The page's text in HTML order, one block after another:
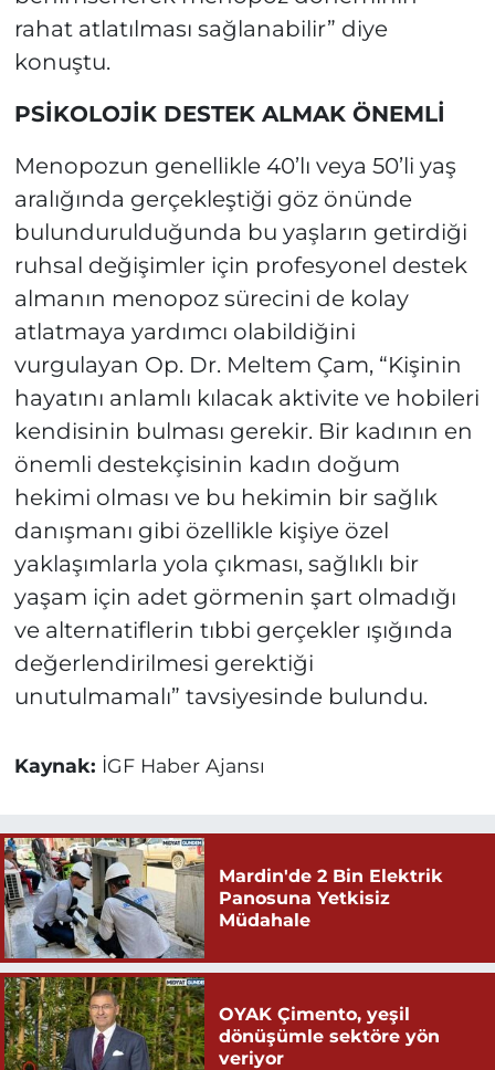
rahat atlatılması sağlanabilir” diye
konuştu.
PSİKOLOJİK DESTEK ALMAK ÖNEMLİ
Menopozun genellikle 40’lı veya 50’li yaş
aralığında gerçekleştiği göz önünde
bulundurulduğunda bu yaşların getirdiği
ruhsal değişimler için profesyonel destek
almanın menopoz sürecini de kolay
atlatmaya yardımcı olabildiğini
vurgulayan Op. Dr. Meltem Çam, “Kişinin
hayatını anlamlı kılacak aktivite ve hobileri
kendisinin bulması gerekir. Bir kadının en
önemli destekçisinin kadın doğum
hekimi olması ve bu hekimin bir sağlık
danışmanı gibi özellikle kişiye özel
yaklaşımlarla yola çıkması, sağlıklı bir
yaşam için adet görmenin şart olmadığı
ve alternatiflerin tıbbi gerçekler ışığında
değerlendirilmesi gerektiği
unutulmamalı” tavsiyesinde bulundu.
Kaynak: İGF Haber Ajansı
Mardin'de 2 Bin Elektrik
Panosuna Yetkisiz
Müdahale
OYAK Çimento, yeşil
dönüşümle sektöre yön
veriyor